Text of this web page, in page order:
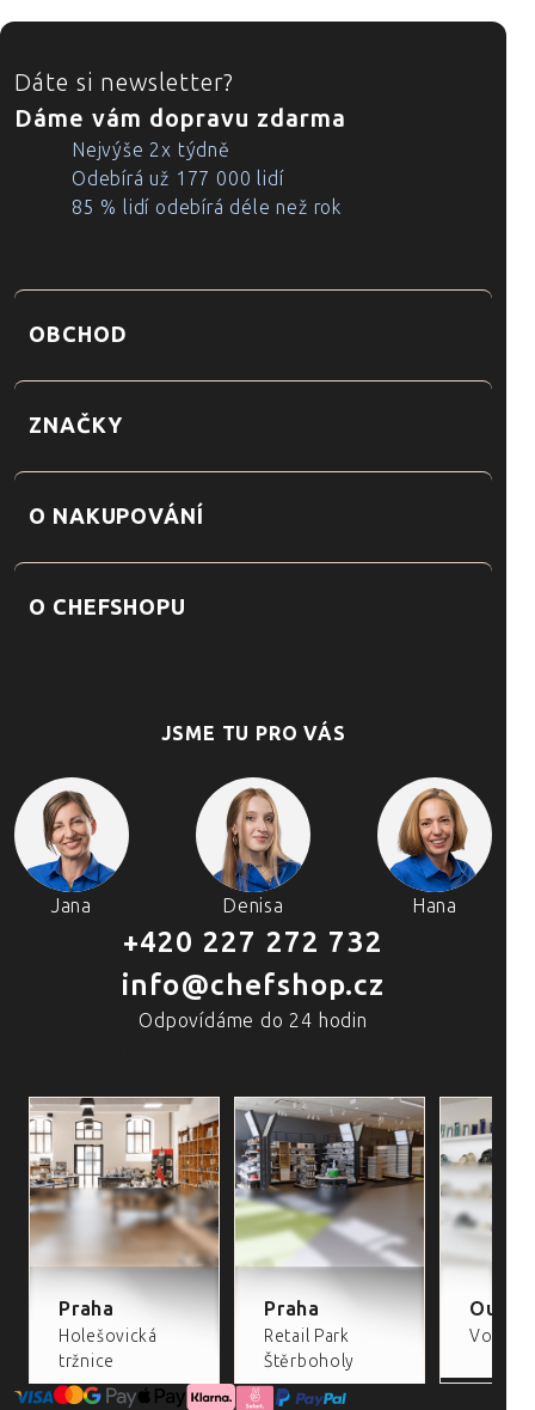
ZÁPATÍ
Dáte si newsletter?
Dáme vám dopravu zdarma
Nejvýše 2x týdně
Odebírá už 177 000 lidí
85 % lidí odebírá déle než rok
OBCHOD
ZNAČKY
O NAKUPOVÁNÍ
O CHEFSHOPU
JSME TU PRO VÁS
Jana Denisa Hana
+420 227 272 732
info@chefshop.cz
Odpovídáme do 24 hodin
Praha
Holešovická
tržnice
Praha
Retail Park
Štěrboholy
Volta